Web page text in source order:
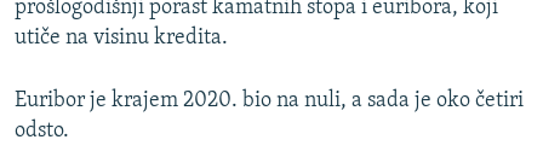
prošlogodišnji porast kamatnih stopa i euribora, koji
utiče na visinu kredita.
Euribor je krajem 2020. bio na nuli, a sada je oko četiri
odsto.